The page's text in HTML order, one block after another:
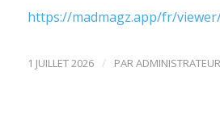
https://madmagz.app/fr/
1 JUILLET 2026 / PARADMINISTRATEUR